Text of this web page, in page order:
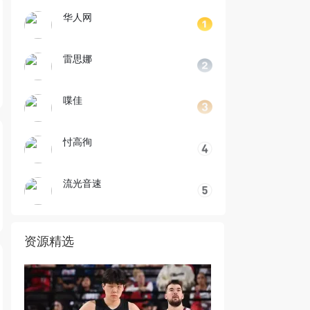
华人网
雷思娜
喋佳
忖高徇
流光音速
资源精选